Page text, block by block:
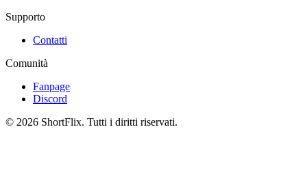
Supporto
Contatti
Comunità
Fanpage
Discord
© 2026 ShortFlix. Tutti i diritti riservati.